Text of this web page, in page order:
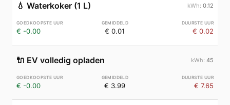
💧 Waterkoker (1 L) 0.12
€ -0.00 € 0.01 € 0.02
🔌 EV volledig opladen 45
€ -0.00 € 3.99 € 7.65